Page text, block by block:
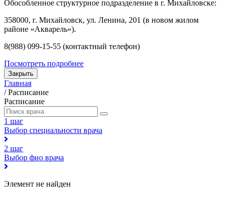
Обособленное структурное подразделение в г. Михайловске:
358000, г. Михайловск, ул. Ленина, 201 (в новом жилом
районе «Акварель»).
8(988) 099-15-55 (контактный телефон)
Посмотреть подробнее
Закрыть
Главная
/ Расписание
Расписание
1 шаг
Выбор специальности врача
2 шаг
Выбор фио врача
Элемент не найден